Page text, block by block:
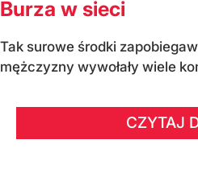
Burza w sieci
Tak surowe środki
mężczyzny wywołały wiele
CZYTAJ